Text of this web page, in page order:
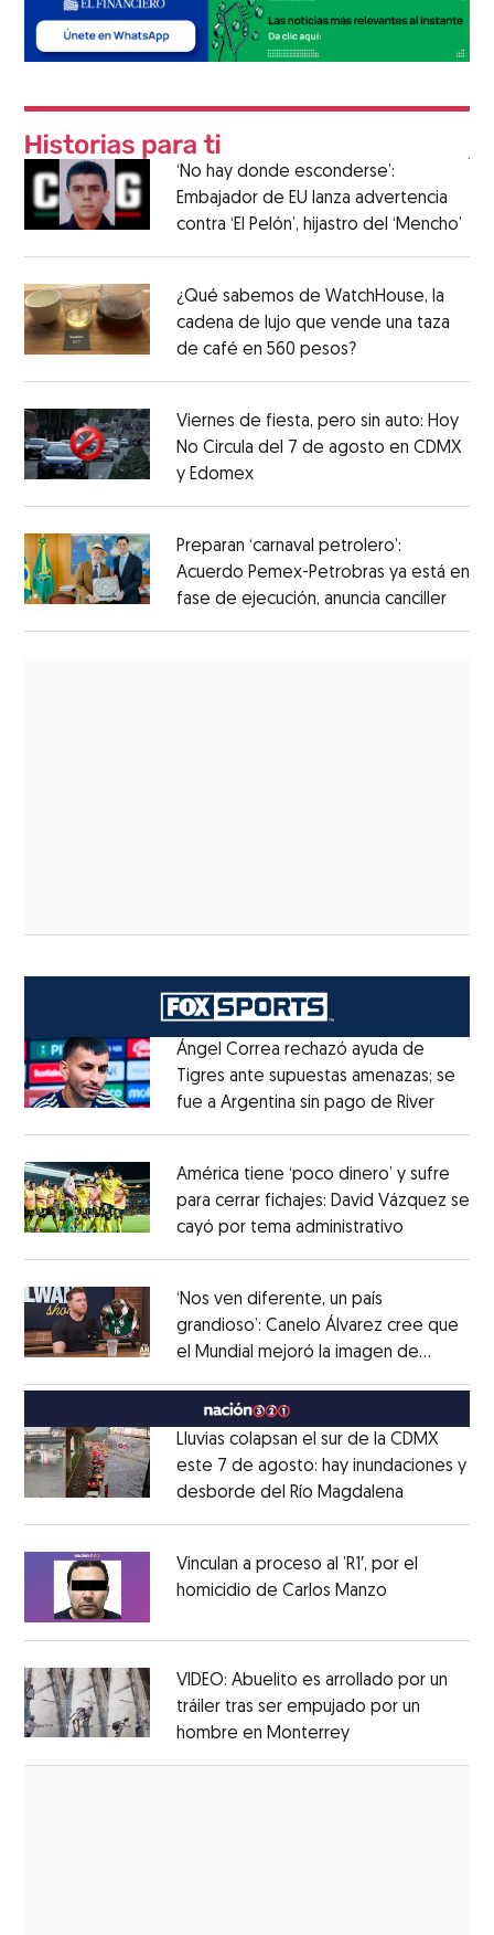
‘No hay donde esconderse’:
Embajador de EU lanza advertencia
contra ‘El Pelón’, hijastro del ‘Mencho’
¿Qué sabemos de WatchHouse, la
cadena de lujo que vende una taza
de café en 560 pesos?
Viernes de fiesta, pero sin auto: Hoy
No Circula del 7 de agosto en CDMX
y Edomex
Preparan ‘carnaval petrolero’:
Acuerdo Pemex-Petrobras ya está en
fase de ejecución, anuncia canciller
Ángel Correa rechazó ayuda de
Tigres ante supuestas amenazas; se
fue a Argentina sin pago de RiverOpens
América tiene ‘poco dinero’ y sufre
para cerrar fichajes: David Vázquez se
cayó por tema administrativo
‘Nos ven diferente, un país
grandioso’: Canelo Álvarez cree que
el Mundial mejoró la imagen de
MéxicoOpens in new window
Lluvias colapsan el sur de la CDMX
este 7 de agosto: hay inundaciones y
desborde del Río Magdalena
Vinculan a proceso al ’R1′, por el
homicidio de Carlos Manzo
VIDEO: Abuelito es arrollado por un
tráiler tras ser empujado por un
hombre en MonterreyOpens in new